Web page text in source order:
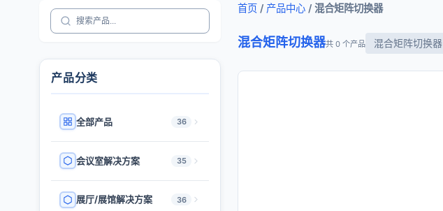
产品分类
全部产品 36
会议室解决方案 35
展厅/展馆解决方案 36
首页 / 产品中心 / 混合矩阵切换器
混合矩阵切换器共 0 个产品 混合矩阵切换器